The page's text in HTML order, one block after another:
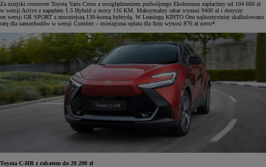
Za miejski crossover Toyotę Yaris Cross z uwzględnieniem podwójnego Ekobonusu zapłacimy od 104 600 zł
w wersji Active z napędem 1.5 Hybrid o mocy 116 KM. Maksymalny rabat wynosi 9400 zł i dotyczy
on wersji GR SPORT z mocniejszą 130-konną hybrydą. W Leasingu KINTO One najkorzystniej skalkulowano
ratę dla samochodów w wersji Comfort – miesięczna opłata dla firm wynosi 876 zł netto*.
Toyota C-HR z rabatem do 20 200 zł